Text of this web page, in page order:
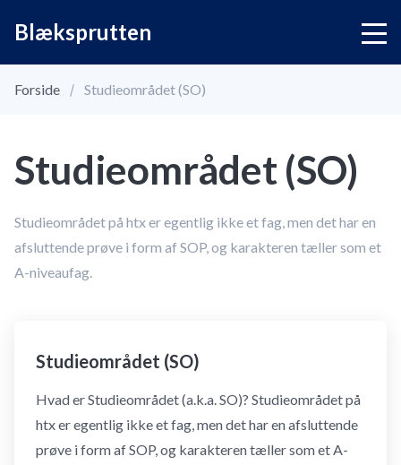
Blæksprutten
Forside Studieområdet (SO)
Studieområdet (SO)
Studieområdet på htx er egentlig ikke et fag, men det har en
afsluttende prøve i form af SOP, og karakteren tæller som et
A-niveaufag.
Studieområdet (SO)
Hvad er Studieområdet (a.k.a. SO)? Studieområdet på
htx er egentlig ikke et fag, men det har en afsluttende
prøve i form af SOP, og karakteren tæller som et A-